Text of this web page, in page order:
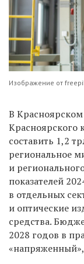
Изображение от
В
Красноярского
составить 1,2
региональное
и
показателей
в отдельных
и оптические
средства.
2028 годов в